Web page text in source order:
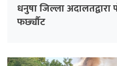
धनुषा जिल्ला अदालतद्वारा
फर्छ्यौट